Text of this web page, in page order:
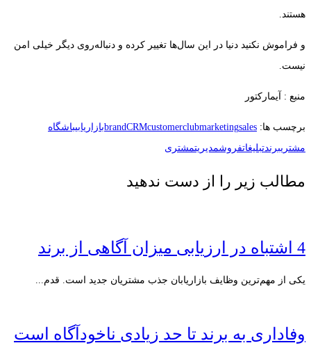
هستند.
و فراموش نکنید دنیا در این سال‌ها تغییر کرده و دنباله‌روی دیگر خیلی امن
نیست.
منبع : آیمارکتور
برچسب ها: brandCRMcustomerclubmarketingsales بازاریابیباشگاه
مشتریبرندتبلیغاتفروشمدیریتمشتری
مطالب زیر را از دست ندهید
4 اشتباه در ارزیابی میزان آگاهی از برند
یکی از مهم‌ترین وظایف بازاریابان جذب مشتریان جدید است. قدم...
وفاداری به برند تا حد زیادی ناخودآگاه است